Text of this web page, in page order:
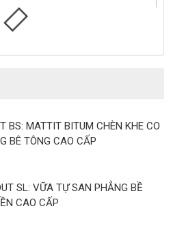
BS: MATTIT BITUM CHÈN KHE CO
BÊ TÔNG CAO CẤP
SL: VỮA TỰ SAN PHẲNG BỀ
CAO CẤP